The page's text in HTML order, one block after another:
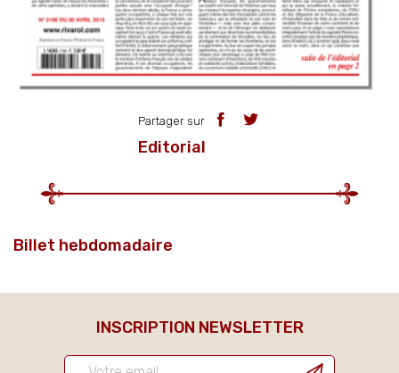
Partager sur
Editorial
Billet hebdomadaire
INSCRIPTION NEWSLETTER